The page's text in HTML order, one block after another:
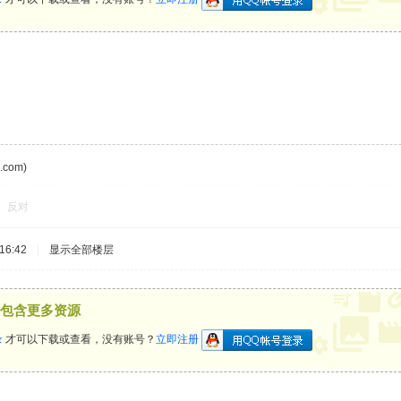
反对
显示全部楼层
含更多资源
才可以下载或查看，没有账号？ 立即注册